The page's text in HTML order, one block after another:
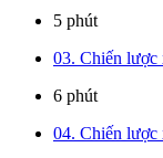
5 phút
03. Chiến lược
6 phút
04. Chiến lược